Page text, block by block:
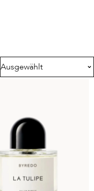
Ausgewählt